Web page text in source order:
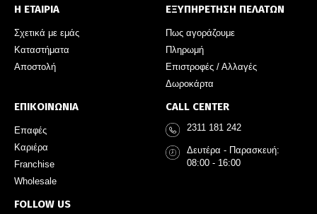
Η ΕΤΑΙΡΙΑ
Σχετικά με εμάς
Καταστήματα
Αποστολή
ΕΞΥΠΗΡΕΤΗΣΗ ΠΕΛΑΤΩΝ
Πως αγοράζουμε
Πληρωμή
Επιστροφές / Αλλαγές
Δωροκάρτα
ΕΠΙΚΟΙΝΩΝΙΑ
Επαφές
Καριέρα
Franchise
Wholesale
FOLLOW US
CALL CENTER
2311 181 242
Δευτέρα - Παρασκευή:
08:00 - 16:00